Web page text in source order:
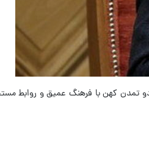
تمدن کهن با فرهنگ عمیق و روابط